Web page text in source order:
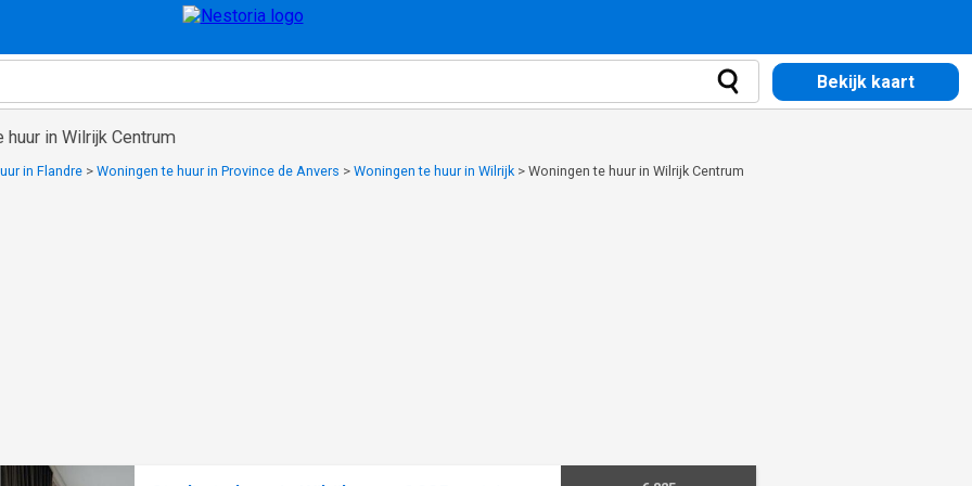
Bekijk kaart
huur in Wilrijk Centrum
in Flandre > Woningen te huur in Province de Anvers > Woningen te huur in Wilrijk > Woningen te huur in Wilrijk Centrum